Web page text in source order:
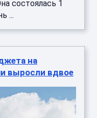
состоялась 1
...
на
выросли вдвое